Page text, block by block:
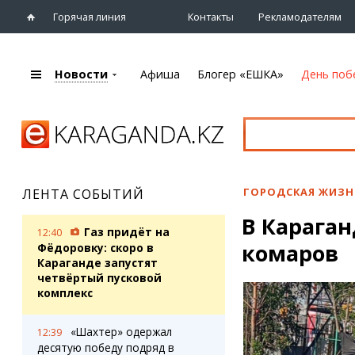
Горячая линия Контакты Рекламодателям
Караганды
eTV
Рассылка новостей
Персоны
Интервью
Афиша
Театры
Спорт
Выставки
Цирк и зоопарк
Блогер «ЕШКА»
Лента блогера
Карты
Web-камеры
Новости Афиша Блогер «ЕШКА» День
ЛЕНТА СОБЫТИЙ
12:40
Газ придёт на
Фёдоровку: скоро в
Караганде запустят
четвёртый пусковой
комплекс
12:39
«Шахтер» одержал
десятую победу подряд в
ГОРОДСКАЯ
В
комаров